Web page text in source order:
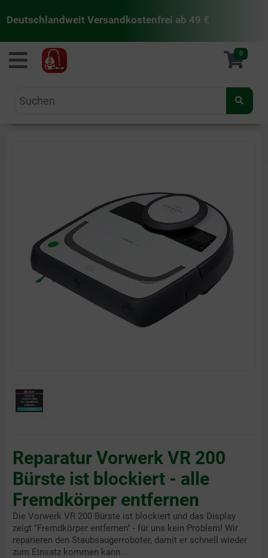
Deutschlandweit Versandkostenfrei ab 49 €
staubsaugermanufaktur 0
Reparatur Vorwerk VR 200
Bürste ist blockiert - alle
Fremdkörper entfernen
Die Vorwerk VR 200 Bürste ist blockiert und das Display
zeigt "Fremdkörper entfernen" - für uns kein Problem! Wir
reparieren den Staubsaugerroboter, damit er schnell wieder
zum Einsatz kommen kann...